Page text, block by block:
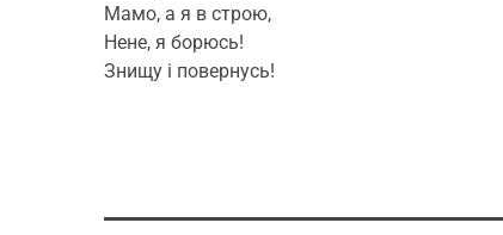
Мамо, а я в строю,
Нене, я борюсь!
Знищу і повернусь!